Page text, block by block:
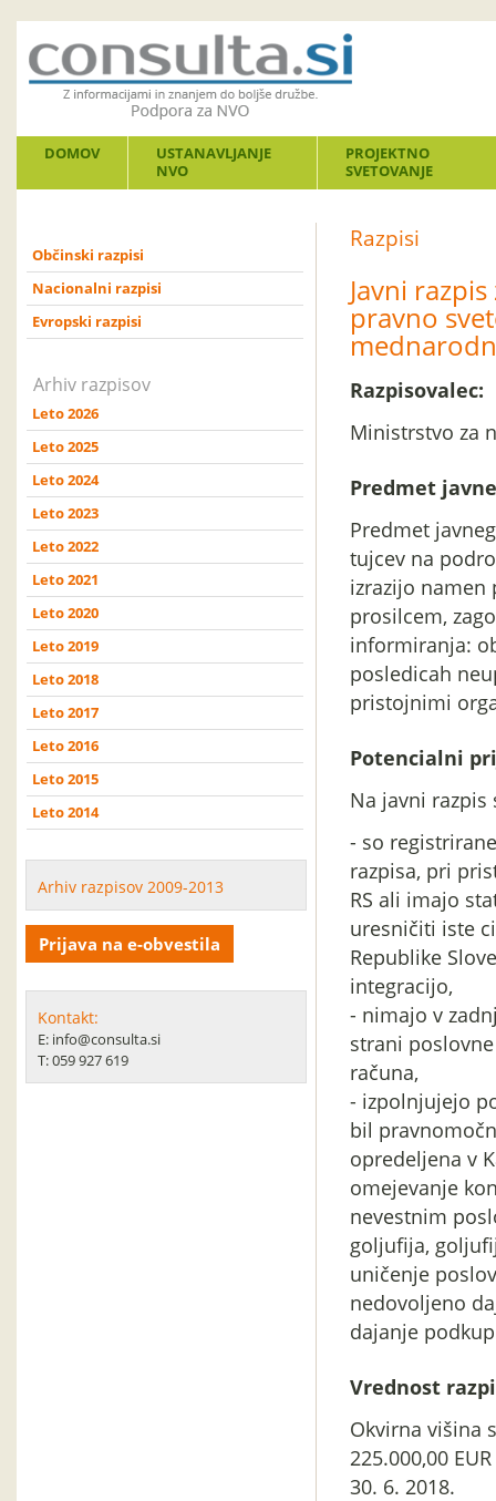
DOMOV
USTANAVLJANJE
NVO
PROJEKTNO
SVETOVANJE
Občinski razpisi
Nacionalni razpisi
Evropski razpisi
Arhiv razpisov
Leto 2026
Leto 2025
Leto 2024
Leto 2023
Leto 2022
Leto 2021
Leto 2020
Leto 2019
Leto 2018
Leto 2017
Leto 2016
Leto 2015
Leto 2014
Arhiv razpisov 2009-2013
Prijava na e-obvestila
Kontakt:
E: info@consulta.si
T: 059 927 619
Razpisi
Javni
pravno
Razpisovalec:
Ministrstvo za
Predmet
Predmet
tujcev na
izrazijo namen
prosilcem,
informiranja:
posledicah
pristojnimi
Potencialni
Na javni razpis
- so
razpisa, pri
RS ali imajo
uresničiti iste
Republike
integracijo,
- nimajo v
strani
računa,
- izpolnjujejo
bil
opredeljena v
omejevanje
nevestnim
goljufija,
uničenje
nedovoljeno
dajanje
Vrednost
Okvirna višina
225.000,00
30. 6. 2018.